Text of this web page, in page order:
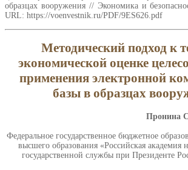
образцах вооружения // Экономика и
URL: https://voenvestnik.ru/PDF/9ES626.pdf
Методический подход к
экономической оценке
применения электронной
базы в образцах
Пронина
Федеральное государственное бюджетное
высшего образования «Российская академия
государственной службы при Президенте